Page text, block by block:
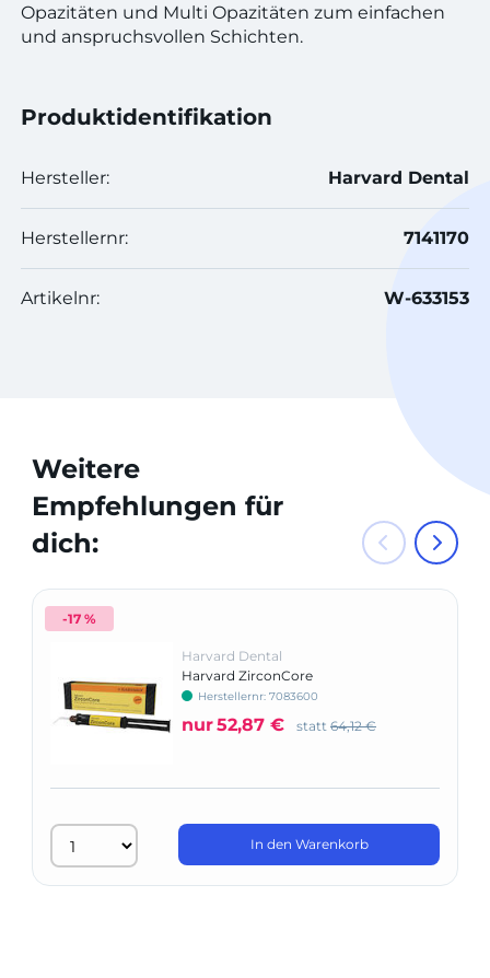
Opazitäten und Multi Opazitäten zum einfachen
und anspruchsvollen Schichten.
Produktidentifikation
Hersteller: Harvard Dental
Herstellernr: 7141170
Artikelnr: W-633153
Weitere
Empfehlungen für
dich:
-17 %
Harvard Dental
Harvard ZirconCore
Herstellernr: 7083600
nur52,87 € statt 64,12 €
In den Warenkorb